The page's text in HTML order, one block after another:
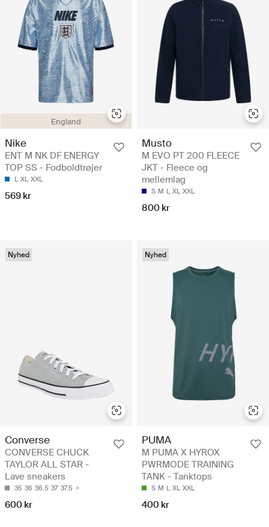
England
Nike
ENT M NK DF ENERGY
TOP SS - Fodboldtrøjer
L XL XXL
569 kr
Musto
M EVO PT 200 FLEECE
JKT - Fleece og
mellemlag
S M L XL XXL
800 kr
Nyhed
Converse
CONVERSE CHUCK
TAYLOR ALL STAR -
Lave sneakers
35 36 36.5 37 37.5
600 kr
Nyhed
PUMA
M PUMA X HYROX
PWRMODE TRAINING
TANK - Tanktops
S M L XL XXL
400 kr